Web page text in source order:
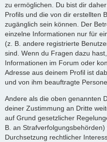
zu ermöglichen. Du bist dir
Profils und die von dir erstellten
zugänglich sein können. Der
einzelne Informationen nur für
(z. B. andere registrierte
sind. Wenn du Fragen dazu
Informationen im Forum oder
Adresse aus deinem Profil ist
und von ihm beauftragte
Andere als die oben genannten
deiner Zustimmung an Dritte
auf Grund gesetzlicher
B. an
Durchsetzung rechtlicher